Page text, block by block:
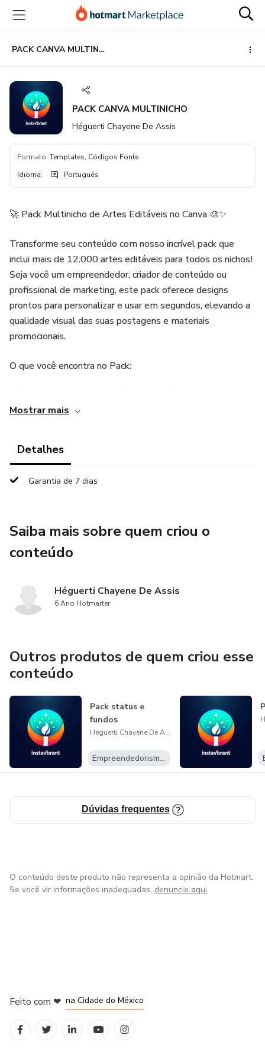
para
conteúdo
principal
para
pagamento
para
rodapé
PACK CANVA MULTINICHO
PACK CANVA MULTINICHO
Héguerti Chayene De Assis
Formato: Templates, Códigos Fonte
Idioma: Português
🚀 Pack Multinicho de Artes Editáveis no Canva 🎨✨
Transforme seu conteúdo com nosso incrível pack que
inclui mais de 12.000 artes editáveis para todos os nichos!
Seja você um empreendedor, criador de conteúdo ou
profissional de marketing, este pack oferece designs
prontos para personalizar e usar em segundos, elevando a
qualidade visual das suas postagens e materiais
promocionais.
O que você encontra no Pack:
rapidamente.
Mostrar mais
Detalhes
Garantia de 7 dias
Saiba mais sobre quem criou o
conteúdo
Héguerti Chayene De Assis
6 Ano Hotmarter
Outros produtos de quem criou esse
conteúdo
Pack status e
fundos
Héguerti Chayene De Assis
Empreendedorismo Digital
Dúvidas frequentes
O conteúdo deste produto não representa a opinião da Hotmart.
Se você vir informações inadequadas, denuncie aqui
Feito com ❤ na Cidade do México